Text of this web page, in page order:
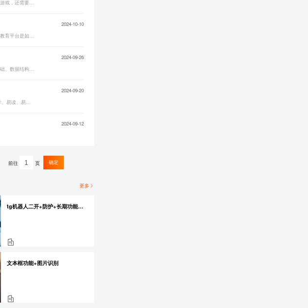
确定游戏的核心玩法和目标受众，制定详细的游戏设计文档，包括角色、关卡设计、游戏机制和故事情节。对于网络游戏，还需要设计具有吸引力的游戏机制和玩法，保持趣味性和挑战性，并设计成长系统让玩家感受到持续的进步和奖励……
2024-10-10
随着互联网技术的飞速发展，在线教育逐渐成为一种新的教育形式，受到了广大用户的青睐。那么，一个成功的在线教育平台是如何搭建起来的呢？涉及到了哪些关键技……
2024-09-26
2024-09-20
2024-09-12
前往 页 确定
更多
tg机器人二开+防护+长期功能开发
文本框功能+图片识别